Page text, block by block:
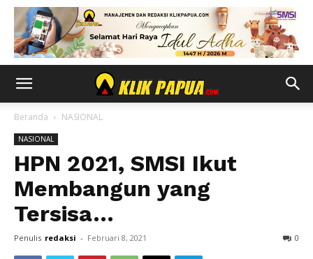
Beranda NASIONAL
NASIONAL
HPN 2021, SMSI Ikut
Membangun yang
Tersisa…
Penulis redaksi - Februari 8, 2021 0